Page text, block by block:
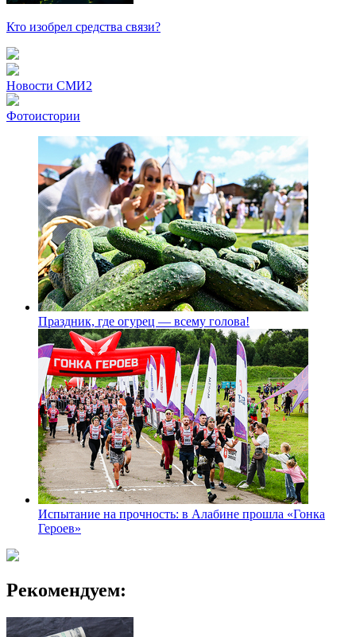
Кто изобрел средства связи?
Новости СМИ2
Фотоистории
Праздник, где огурец — всему голова!
Испытание на прочность: в Алабине прошла «Гонка
Героев»
Рекомендуем: